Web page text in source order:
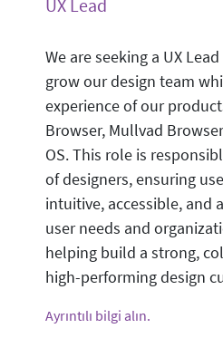
UX Lead
We are seeking a UX
grow our design team
experience of our
Browser, Mullvad
OS. This role is
of designers, ensuring
intuitive, accessible, and
user needs and
helping build a strong,
high-performing design
Ayrıntılı bilgi alın.